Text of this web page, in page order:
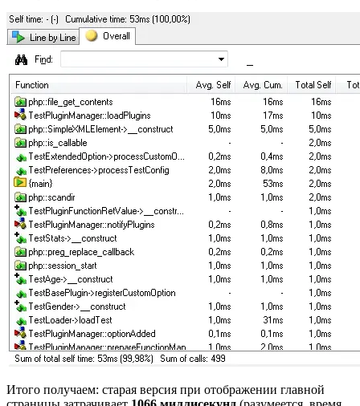
Итого получаем: старая версия при отображении главной